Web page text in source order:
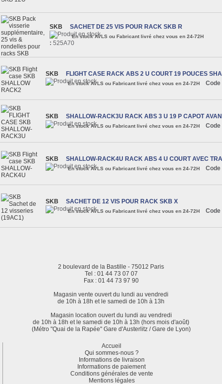
SKB SACHET DE 25 VIS POUR RACK SKB R
En stock AVLS ou Fabricant livré chez vous en 24-72H
: 525A70
SKB FLIGHT CASE RACK ABS 2 U COURT 19 POUCES
En stock AVLS ou Fabricant livré chez vous en 24-72H Code
SKB SHALLOW-RACK3U RACK ABS 3 U 19 P CAPOT
En stock AVLS ou Fabricant livré chez vous en 24-72H Code
SKB SHALLOW-RACK4U RACK ABS 4 U COURT AVEC
En stock AVLS ou Fabricant livré chez vous en 24-72H Code
SKB SACHET DE 12 VIS POUR RACK SKB X
En stock AVLS ou Fabricant livré chez vous en 24-72H Code
2 boulevard de la Bastille - 75012 Paris
Tel : 01 44 73 07 07
Fax : 01 44 73 97 90
Magasin vente ouvert du lundi au vendredi
de 10h à 18h et le samedi de 10h à 13h
Magasin location ouvert du lundi au vendredi
de 10h à 18h et le samedi de 10h à 13h (hors mois d'août)
(Métro "Quai de la Rapée" Gare d'Austerlitz / Gare de Lyon)
Accueil
Qui sommes-nous ?
Informations de livraison
Informations de paiement
Conditions générales de vente
Mentions légales